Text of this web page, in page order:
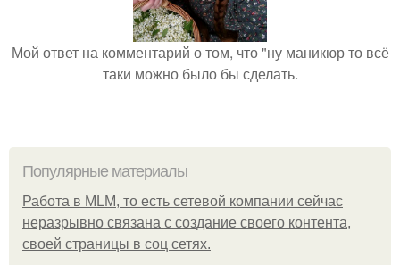
Мой ответ на комментарий о том, что "ну маникюр то всё
таки можно было бы сделать.
Популярные материалы
Работа в MLM, то есть сетевой компании сейчас
неразрывно связана с создание своего контента,
своей страницы в соц сетях.